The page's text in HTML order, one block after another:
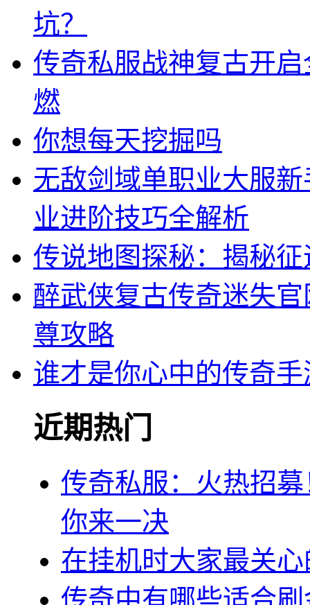
坑？
传奇私服战神复古开
燃
你想每天挖掘吗
无敌剑域单职业大服
业进阶技巧全解析
传说地图探秘：揭秘
醉武侠复古传奇迷失
尊攻略
谁才是你心中的传奇手
近期热门
传奇私服：火热招
你来一决
在挂机时大家最关